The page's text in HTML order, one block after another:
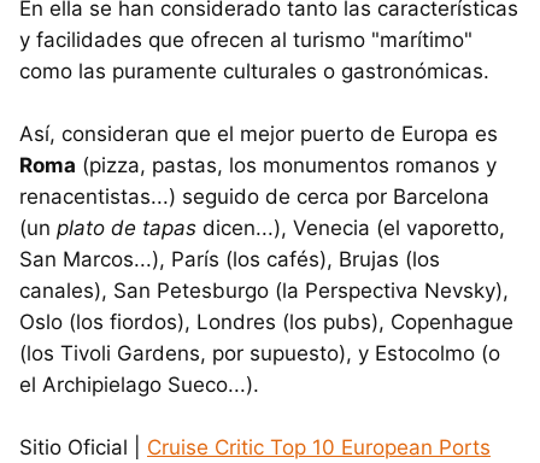
En ella se han considerado tanto las características
y facilidades que ofrecen al turismo "marítimo"
como las puramente culturales o gastronómicas.
Así, consideran que el mejor puerto de Europa es
Roma (pizza, pastas, los monumentos romanos y
renacentistas...) seguido de cerca por Barcelona
(un plato de tapas dicen...), Venecia (el vaporetto,
San Marcos...), París (los cafés), Brujas (los
canales), San Petesburgo (la Perspectiva Nevsky),
Oslo (los fiordos), Londres (los pubs), Copenhague
(los Tivoli Gardens, por supuesto), y Estocolmo (o
el Archipielago Sueco...).
Sitio Oficial | Cruise Critic Top 10 European Ports